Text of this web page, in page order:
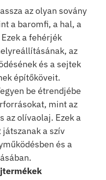
az olyan sovány
a baromfi, a hal, a
a fehérjék
az
és a sejtek
építőköveit.
be étrendjébe
mint az
az olívaolaj. Ezek a
a szív
és a